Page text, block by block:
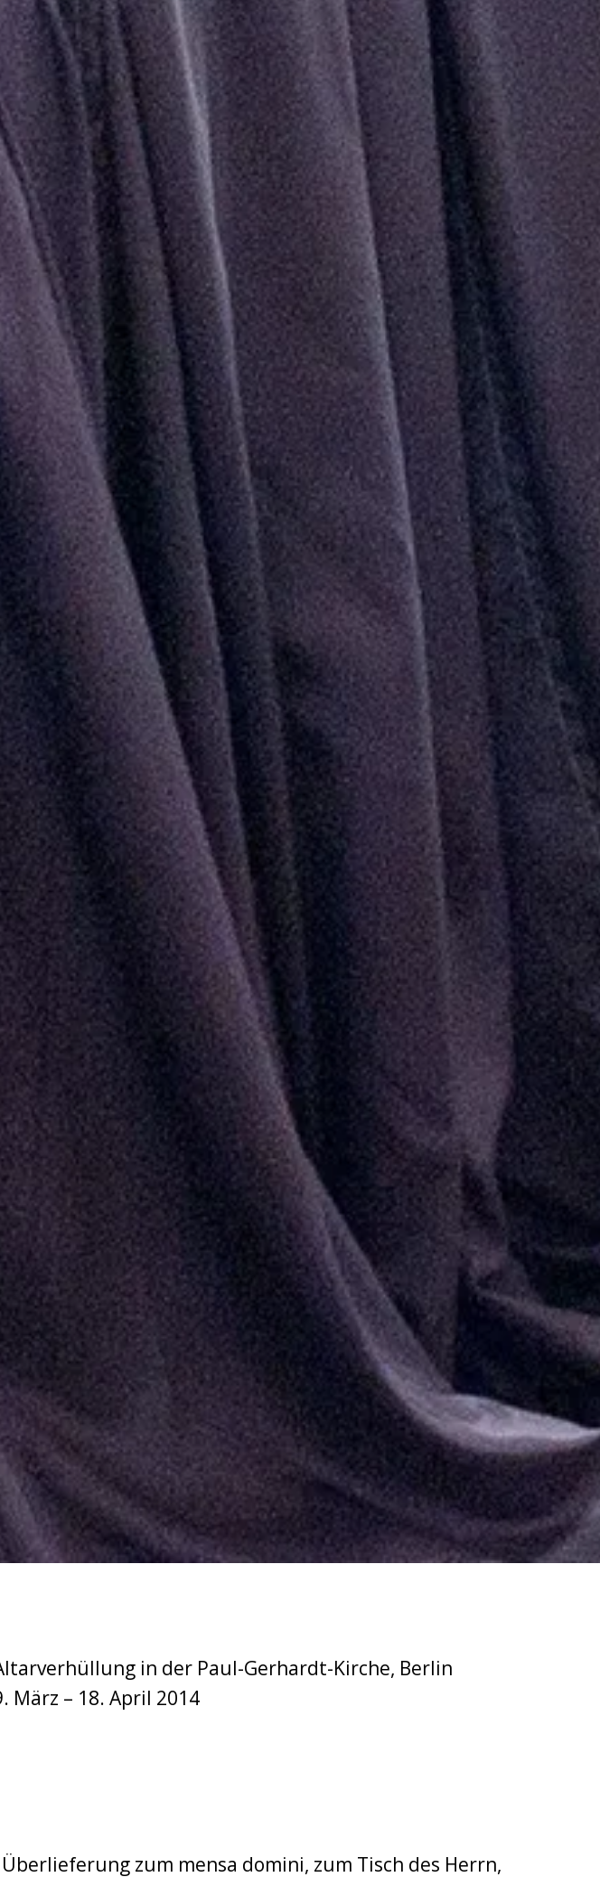
in der Paul-Gerhardt-Kirche, Berlin
März – 18. April 2014
zum mensa domini, zum Tisch des Herrn,